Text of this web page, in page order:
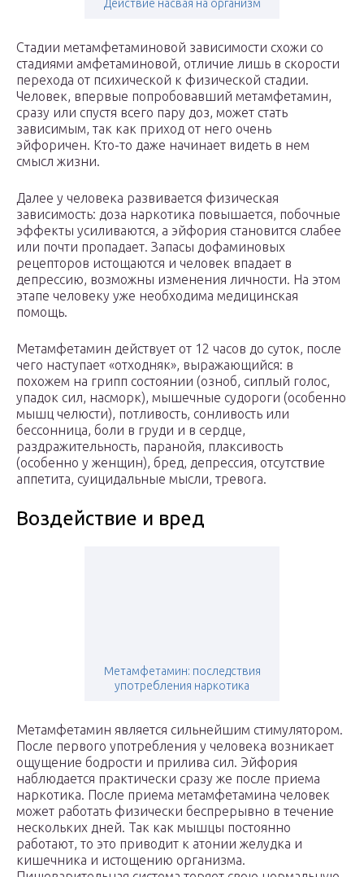
Действие насвая на организм
Стадии метамфетаминовой зависимости схожи со
стадиями амфетаминовой, отличие лишь в скорости
перехода от психической к физической стадии.
Человек, впервые попробовавший метамфетамин,
сразу или спустя всего пару доз, может стать
зависимым, так как приход от него очень
эйфоричен. Кто-то даже начинает видеть в нем
смысл жизни.
Далее у человека развивается физическая
зависимость: доза наркотика повышается, побочные
эффекты усиливаются, а эйфория становится слабее
или почти пропадает. Запасы дофаминовых
рецепторов истощаются и человек впадает в
депрессию, возможны изменения личности. На этом
этапе человеку уже необходима медицинская
помощь.
Метамфетамин действует от 12 часов до суток, после
чего наступает «отходняк», выражающийся: в
похожем на грипп состоянии (озноб, сиплый голос,
упадок сил, насморк), мышечные судороги (особенно
мышц челюсти), потливость, сонливость или
бессонница, боли в груди и в сердце,
раздражительность, паранойя, плаксивость
(особенно у женщин), бред, депрессия, отсутствие
аппетита, суицидальные мысли, тревога.
Воздействие и вред
Метамфетамин: последствия
употребления наркотика
Метамфетамин является сильнейшим стимулятором.
После первого употребления у человека возникает
ощущение бодрости и прилива сил. Эйфория
наблюдается практически сразу же после приема
наркотика. После приема метамфетамина человек
может работать физически беспрерывно в течение
нескольких дней. Так как мышцы постоянно
работают, то это приводит к атонии желудка и
кишечника и истощению организма.